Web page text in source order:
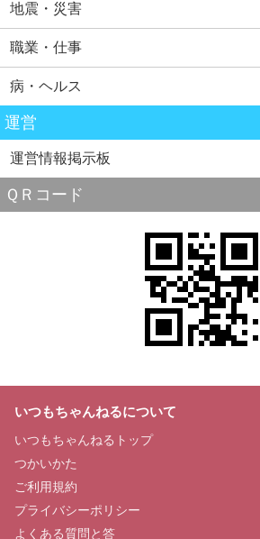
地震・災害
職業・仕事
病・ヘルス
運営
運営情報掲示板
ＱＲコード
いつもちゃんねるについて
いつもちゃんねるトップ
つかいかた
ご利用規約
プライバシーポリシー
よくある質問と答